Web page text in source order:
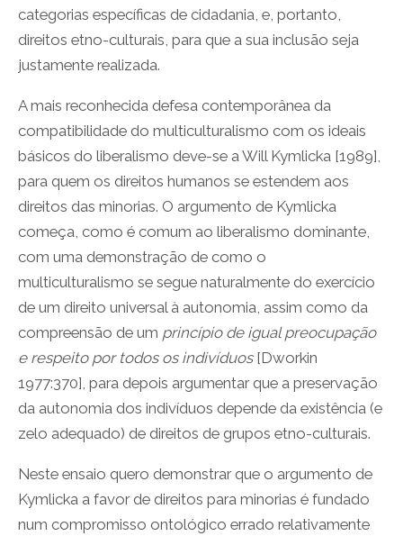
categorias específicas de cidadania, e, portanto,
direitos etno-culturais, para que a sua inclusão seja
justamente realizada.
A mais reconhecida defesa contemporânea da
compatibilidade do multiculturalismo com os ideais
básicos do liberalismo deve-se a Will Kymlicka [1989],
para quem os direitos humanos se estendem aos
direitos das minorias. O argumento de Kymlicka
começa, como é comum ao liberalismo dominante,
com uma demonstração de como o
multiculturalismo se segue naturalmente do exercício
de um direito universal à autonomia, assim como da
compreensão de um princípio de igual preocupação
e respeito por todos os indivíduos [Dworkin
1977:370], para depois argumentar que a preservação
da autonomia dos indivíduos depende da existência (e
zelo adequado) de direitos de grupos etno-culturais.
Neste ensaio quero demonstrar que o argumento de
Kymlicka a favor de direitos para minorias é fundado
num compromisso ontológico errado relativamente